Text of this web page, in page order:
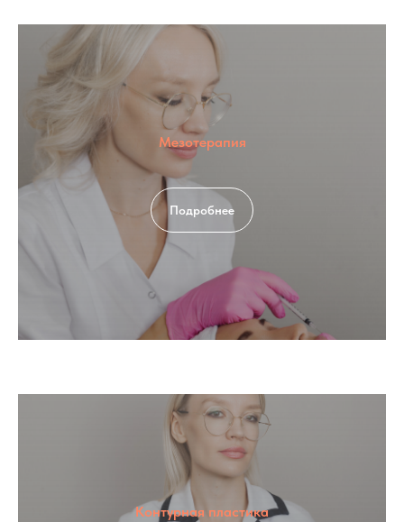
Мезотерапия
Подробнее
Контурная пластика